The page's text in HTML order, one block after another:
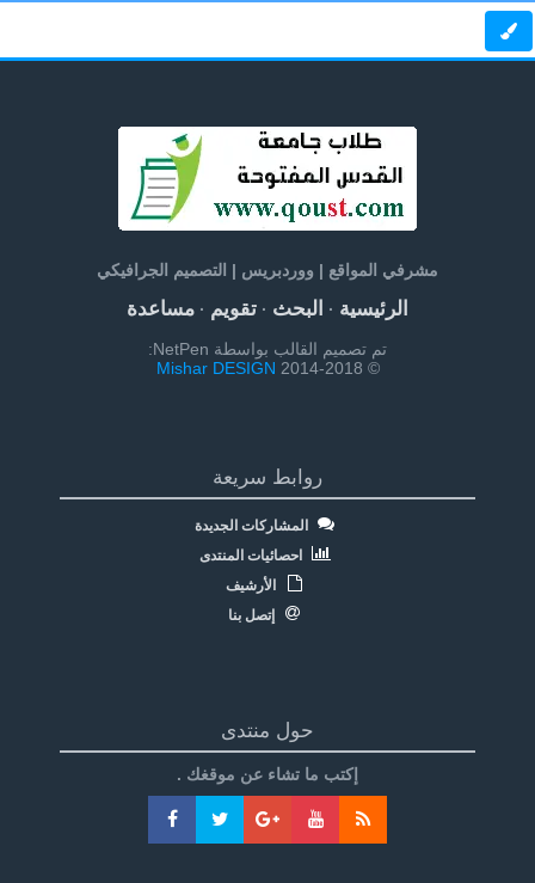
مشرفي المواقع | ووردبريس | التصميم الجرافيكي
الرئيسية· البحث· تقويم· مساعدة
تم تصميم القالب بواسطة NetPen:
© 2014-2018
Mishar DESIGN
روابط سريعة
المشاركات الجديدة
احصائيات المنتدى
الأرشيف
إتصل بنا
حول منتدى
إكتب ما تشاء عن موقغك .